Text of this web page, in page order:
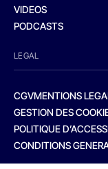
VIDEOS
PODCASTS
LEGAL
CGVMENTIONS
GESTION DES
POLITIQUE
CONDITIONS